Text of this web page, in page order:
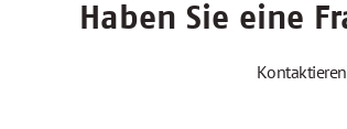
Haben Sie eine